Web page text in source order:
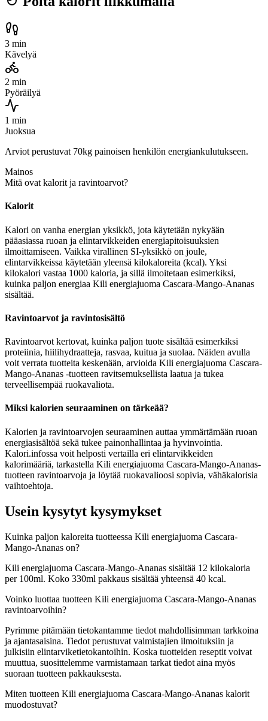
3 min
Kävelyä
2 min
Pyöräilyä
1 min
Juoksua
Arviot perustuvat 70kg painoisen henkilön energiankulutukseen.
Mainos
Mitä ovat kalorit ja ravintoarvot?
Kalorit
Kalori on vanha energian yksikkö, jota käytetään nykyään
pääasiassa ruoan ja elintarvikkeiden energiapitoisuuksien
ilmoittamiseen. Vaikka virallinen SI-yksikkö on joule,
elintarvikkeissa käytetään yleensä kilokaloreita (kcal). Yksi
kilokalori vastaa 1000 kaloria, ja sillä ilmoitetaan esimerkiksi,
kuinka paljon energiaa Kili energiajuoma Cascara-Mango-Ananas
sisältää.
Ravintoarvot ja ravintosisältö
Ravintoarvot kertovat, kuinka paljon tuote sisältää esimerkiksi
proteiinia, hiilihydraatteja, rasvaa, kuitua ja suolaa. Näiden avulla
voit verrata tuotteita keskenään, arvioida Kili energiajuoma Cascara-
Mango-Ananas -tuotteen ravitsemuksellista laatua ja tukea
terveellisempää ruokavaliota.
Miksi kalorien seuraaminen on tärkeää?
Kalorien ja ravintoarvojen seuraaminen auttaa ymmärtämään ruoan
energiasisältöä sekä tukee painonhallintaa ja hyvinvointia.
Kalori.infossa voit helposti vertailla eri elintarvikkeiden
kalorimääriä, tarkastella Kili energiajuoma Cascara-Mango-Ananas-
tuotteen ravintoarvoja ja löytää ruokavalioosi sopivia, vähäkalorisia
vaihtoehtoja.
Usein kysytyt kysymykset
Kuinka paljon kaloreita tuotteessa Kili energiajuoma Cascara-
Mango-Ananas on?
Kili energiajuoma Cascara-Mango-Ananas sisältää 12 kilokaloria
per 100ml. Koko 330ml pakkaus sisältää yhteensä 40 kcal.
Voinko luottaa tuotteen Kili energiajuoma Cascara-Mango-Ananas
ravintoarvoihin?
Pyrimme pitämään tietokantamme tiedot mahdollisimman tarkkoina
ja ajantasaisina. Tiedot perustuvat valmistajien ilmoituksiin ja
julkisiin elintarviketietokantoihin. Koska tuotteiden reseptit voivat
muuttua, suosittelemme varmistamaan tarkat tiedot aina myös
suoraan tuotteen pakkauksesta.
Miten tuotteen Kili energiajuoma Cascara-Mango-Ananas kalorit
muodostuvat?